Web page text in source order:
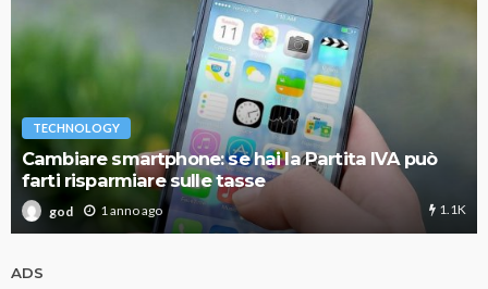
TECHNOLOGY
Cambiare smartphone: se hai la Partita IVA può
farti risparmiare sulle tasse
god 1 anno ago 1.1K
ADS